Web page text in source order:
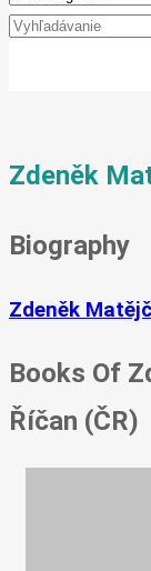
Zdeněk
Biography
Zdeněk
Books Of
Říčan (ČR)